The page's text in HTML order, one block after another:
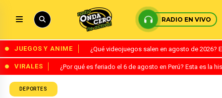
RADIO EN VIVO
JUEGOS Y ANIME ¿Qué videojuegos salen en agosto de
VIRALES ¿Por qué es feriado el 6 de agosto en Perú? Esta es la
DEPORTES